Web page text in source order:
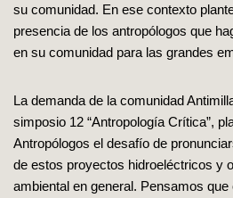
su comunidad. En ese contexto
presencia de los antropólogos que
en su comunidad para las grandes
La demanda de la comunidad
simposio 12 “Antropología Crítica”,
Antropólogos el desafío de
de estos proyectos hidroeléctricos y
ambiental en general. Pensamos